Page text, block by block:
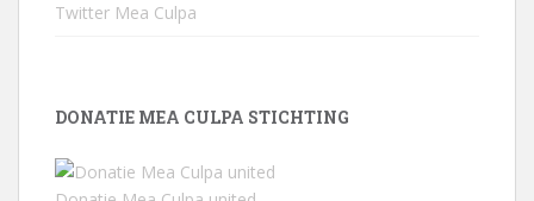
Twitter Mea Culpa
DONATIE MEA CULPA STICHTING